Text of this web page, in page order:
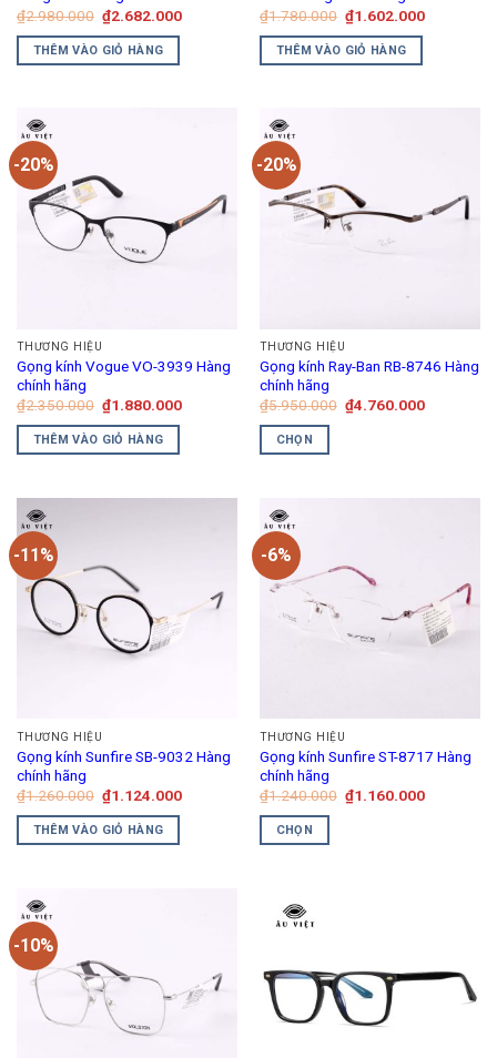
₫2.980.000 Giá
gốc
là:
₫2.980.000.
₫2.682.000Giá
THÊM VÀO GIỎ HÀNG
₫1.780.000 Giá
gốc
là:
₫1.780.000.
₫1.602.000Giá
THÊM VÀO GIỎ HÀNG
-20%
THƯƠNG HIỆU
Gọng kính Vogue VO-3939 Hàng
chính hãng
₫2.350.000 Giá
gốc
là:
₫2.350.000.
₫1.880.000Giá
THÊM VÀO GIỎ HÀNG
-20%
THƯƠNG HIỆU
Gọng kính Ray-Ban RB-8746 Hàng
chính hãng
₫5.950.000 Giá
gốc
₫4.760.000Giá
CHỌN
này
có
nhiều
biến
thể
được
chọn
trên
trang
sản
-11%
THƯƠNG HIỆU
Gọng kính Sunfire SB-9032 Hàng
chính hãng
₫1.260.000 Giá
gốc
là:
₫1.260.000.
₫1.124.000Giá
THÊM VÀO GIỎ HÀNG
-6%
THƯƠNG HIỆU
Gọng kính Sunfire ST-8717 Hàng
chính hãng
₫1.240.000 Giá
gốc
₫1.160.000Giá
CHỌN
biến
thể.
Các
-10%